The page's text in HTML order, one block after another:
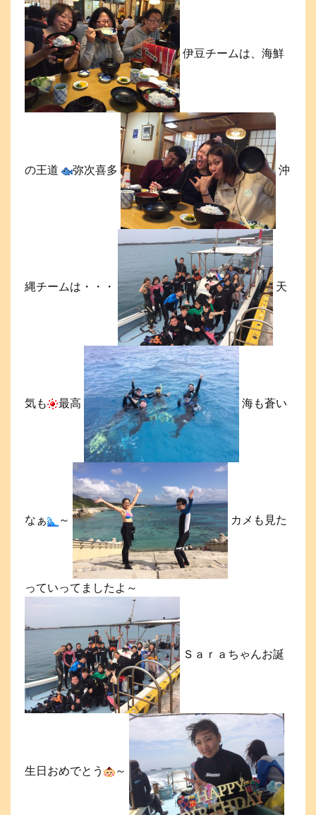
伊豆チームは、海鮮
の王道 弥次喜多 沖
縄チームは・・・ 天
気も 最高 海も蒼い
なぁ ～ カメも見た
っていってましたよ～
Ｓａｒａちゃんお誕
生日おめでとう ～